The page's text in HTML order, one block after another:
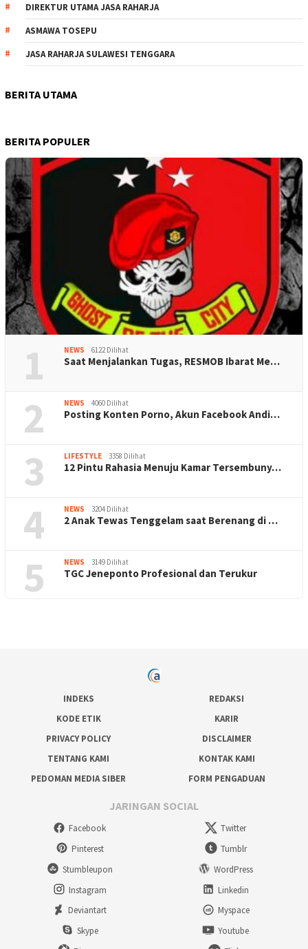
DIREKTUR UTAMA JASA RAHARJA
ASMAWA TOSEPU
JASA RAHARJA SULAWESI TENGGARA
BERITA UTAMA
BERITA POPULER
1 NEWS 6122 Dilihat
Saat Menjalankan Tugas, RESMOB Ibarat Me…
2 NEWS 4060 Dilihat
Posting Konten Porno, Akun Facebook Andi…
3 LIFESTYLE 3358 Dilihat
12 Pintu Rahasia Menuju Kamar Tersembuny…
4 NEWS 3204 Dilihat
2 Anak Tewas Tenggelam saat Berenang di …
5 NEWS 3149 Dilihat
TGC Jeneponto Profesional dan Terukur
INDEKS
REDAKSI
KODE ETIK
KARIR
PRIVACY POLICY
DISCLAIMER
TENTANG KAMI
KONTAK KAMI
PEDOMAN MEDIA SIBER
FORM PENGADUAN
JARINGAN SOCIAL
Facebook
Twitter
Pinterest
Tumblr
Stumbleupon
WordPress
Instagram
Linkedin
Deviantart
Myspace
Skype
Youtube